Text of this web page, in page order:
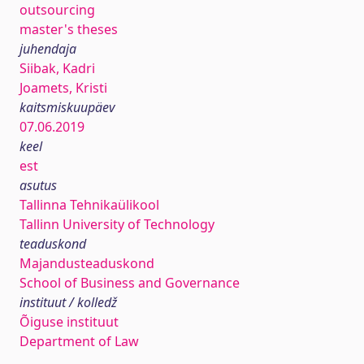
outsourcing
master's theses
juhendaja
Siibak, Kadri
Joamets, Kristi
kaitsmiskuupäev
07.06.2019
keel
est
asutus
Tallinna Tehnikaülikool
Tallinn University of Technology
teaduskond
Majandusteaduskond
School of Business and Governance
instituut / kolledž
Õiguse instituut
Department of Law